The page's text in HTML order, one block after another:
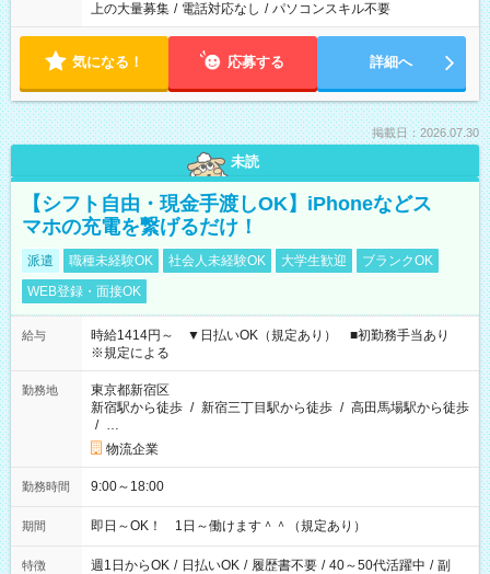
上の大量募集 / 電話対応なし / パソコンスキル不要
気になる！ 応募する 詳細へ
掲載日：2026.07.30
未読
【シフト自由・現金手渡しOK】iPhoneなどス
マホの充電を繋げるだけ！
派遣 職種未経験OK 社会人未経験OK 大学生歓迎
ブランクOK
WEB登録・面接OK
給与
時給1414円～ ▼日払いOK（規定あり） ■初勤務手当あり
※規定による
勤務地
東京都新宿区
新宿駅から徒歩 / 新宿三丁目駅から徒歩 / 高田馬場駅から徒歩
/ …
物流企業
勤務時間 9:00～18:00
期間 即日～OK！ 1日～働けます＾＾（規定あり）
特徴 週1日からOK / 日払いOK / 履歴書不要 / 40～50代活躍中 / 副